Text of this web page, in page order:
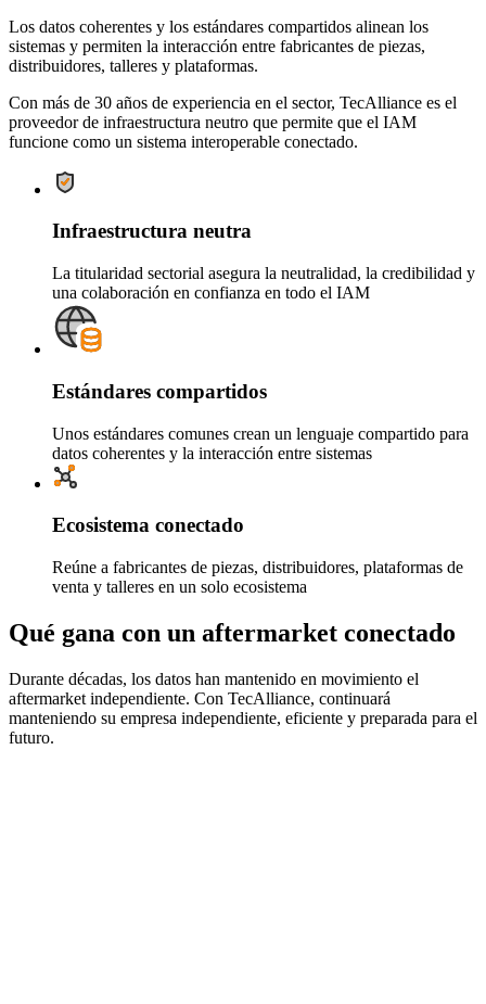
Los datos coherentes y los estándares compartidos alinean los
sistemas y permiten la interacción entre fabricantes de piezas,
distribuidores, talleres y plataformas.
Con más de 30 años de experiencia en el sector, TecAlliance es el
proveedor de infraestructura neutro que permite que el IAM
funcione como un sistema interoperable conectado.
Infraestructura neutra
La titularidad sectorial asegura la neutralidad, la credibilidad y
una colaboración en confianza en todo el IAM
Estándares compartidos
Unos estándares comunes crean un lenguaje compartido para
datos coherentes y la interacción entre sistemas
Ecosistema conectado
Reúne a fabricantes de piezas, distribuidores, plataformas de
venta y talleres en un solo ecosistema
Qué gana con un aftermarket conectado
Durante décadas, los datos han mantenido en movimiento el
aftermarket independiente. Con TecAlliance, continuará
manteniendo su empresa independiente, eficiente y preparada para el
futuro.